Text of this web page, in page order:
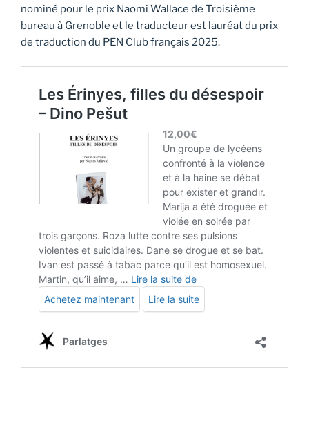
nominé pour le prix Naomi Wallace de Troisième
bureau à Grenoble et le traducteur est lauréat du prix
de traduction du PEN Club français 2025.